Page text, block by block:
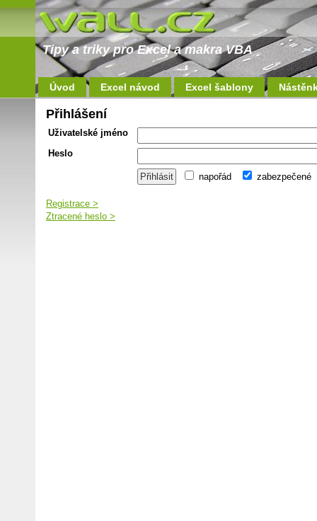
Tipy a triky pro Excel a makra VBA
Úvod Excel návod Excel šablony
Přihlášení
Uživatelské jméno
Heslo
napořád zabezpečené
Registrace >
Ztracené heslo >